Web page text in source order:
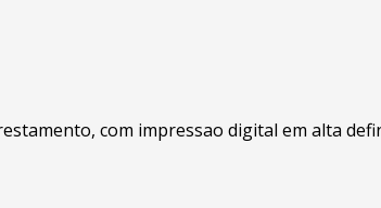
com impressao digital em alta